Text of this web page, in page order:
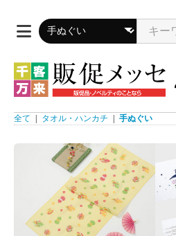
全て タオル・ハンカチ 手ぬぐい